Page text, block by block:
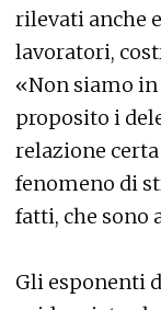
rilevati anche
lavoratori,
«Non siamo
proposito i
relazione
fenomeno di
fatti, che sono
Gli esponenti